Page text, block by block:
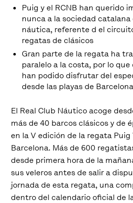
Puig y el RCNB han querido
nunca a la sociedad
náutica, referente d el
regatas de clásicos
Gran parte de la regata ha
paralelo a la costa, por lo
han podido disfrutar del
desde las playas de Barcelona
El Real Club Náutico acoge
más de 40 barcos clásicos y de
en la V edición de la regata Puig
Barcelona. Más de 600
desde primera hora de la
sus veleros antes de salir a
jornada de esta regata, una
dentro del calendario oficial de